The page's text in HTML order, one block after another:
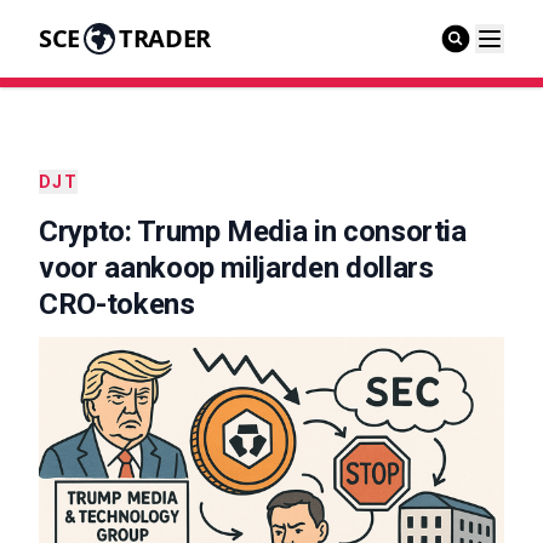
SCE TRADER
DJT
Crypto: Trump Media in consortia
voor aankoop miljarden dollars
CRO-tokens